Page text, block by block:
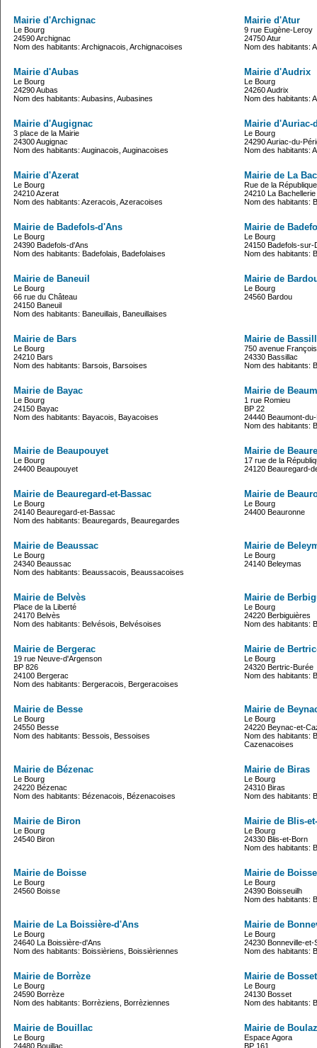
Mairie d'Archignac
Le Bourg
24590 Archignac
Nom des habitants: Archignacois, Archignacoises
Mairie d'Atur
9 rue Eugène-Leroy
24750 Atur
Nom des habitants:
Mairie d'Aubas
Le Bourg
24290 Aubas
Nom des habitants: Aubasins, Aubasines
Mairie d'Audrix
Le Bourg
24260 Audrix
Nom des habitants:
Mairie d'Augignac
3 place de la Mairie
24300 Augignac
Nom des habitants: Auginacois, Auginacoises
Mairie d'Auriac-
Le Bourg
24290 Auriac-du-
Nom des habitants:
Mairie d'Azerat
Le Bourg
24210 Azerat
Nom des habitants: Azeracois, Azeracoises
Mairie de La
Rue de la République
24210 La Bachellerie
Nom des habitants:
Mairie de Badefols-d'Ans
Le Bourg
24390 Badefols-d'Ans
Nom des habitants: Badefolais, Badefolaises
Mairie de
Le Bourg
24150 Badefols-sur-
Nom des habitants:
Mairie de Baneuil
Le Bourg
66 rue du Château
24150 Baneuil
Nom des habitants: Baneuillais, Baneuillaises
Mairie de
Le Bourg
24560 Bardou
Mairie de Bars
Le Bourg
24210 Bars
Nom des habitants: Barsois, Barsoises
Mairie de
750 avenue
24330 Bassillac
Nom des habitants:
Mairie de Bayac
Le Bourg
24150 Bayac
Nom des habitants: Bayacois, Bayacoises
Mairie de
1 rue Romieu
BP 22
24440 Beaumont-
Nom des habitants:
Mairie de Beaupouyet
Le Bourg
24400 Beaupouyet
Mairie de
17 rue de la
24120 Beauregard-
Mairie de Beauregard-et-Bassac
Le Bourg
24140 Beauregard-et-Bassac
Nom des habitants: Beauregards, Beauregardes
Mairie de
Le Bourg
24400 Beauronne
Mairie de Beaussac
Le Bourg
24340 Beaussac
Nom des habitants: Beaussacois, Beaussacoises
Mairie de
Le Bourg
24140 Beleymas
Mairie de Belvès
Place de la Liberté
24170 Belvès
Nom des habitants: Belvésois, Belvésoises
Mairie de
Le Bourg
24220 Berbiguières
Nom des habitants:
Mairie de Bergerac
19 rue Neuve-d'Argenson
BP 826
24100 Bergerac
Nom des habitants: Bergeracois, Bergeracoises
Mairie de
Le Bourg
24320 Bertric-Burée
Nom des habitants:
Mairie de Besse
Le Bourg
24550 Besse
Nom des habitants: Bessois, Bessoises
Mairie de
Le Bourg
24220 Beynac-et-
Nom des habitants:
Cazenacoises
Mairie de Bézenac
Le Bourg
24220 Bézenac
Nom des habitants: Bézenacois, Bézenacoises
Mairie de Biras
Le Bourg
24310 Biras
Nom des habitants:
Mairie de Biron
Le Bourg
24540 Biron
Mairie de Blis-
Le Bourg
24330 Blis-et-Born
Nom des habitants:
Mairie de Boisse
Le Bourg
24560 Boisse
Mairie de
Le Bourg
24390 Boisseuilh
Nom des habitants:
Mairie de La Boissière-d'Ans
Le Bourg
24640 La Boissière-d'Ans
Nom des habitants: Boissièriens, Boissièriennes
Mairie de
Le Bourg
24230 Bonneville-
Nom des habitants:
Mairie de Borrèze
Le Bourg
24590 Borrèze
Nom des habitants: Borrèziens, Borrèziennes
Mairie de Bosset
Le Bourg
24130 Bosset
Nom des habitants:
Mairie de Bouillac
Le Bourg
24480 Bouillac
Mairie de
Espace Agora
BP 161